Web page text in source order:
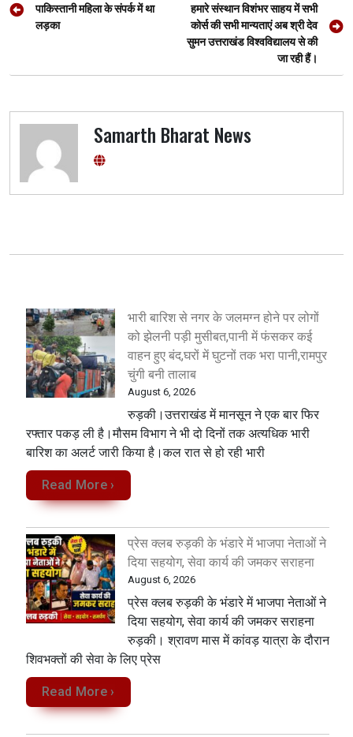
k
navigation
पाकिस्तानी महिला के संपर्क में था
लड़का
हमारे संस्थान विशंभर साहय में सभी
कोर्स की सभी मान्यताएं अब श्री देव
सुमन उत्तराखंड विश्वविद्यालय से की
जा रही हैं।
Samarth Bharat News
भारी बारिश से नगर के जलमग्न होने पर लोगों
को झेलनी पड़ी मुसीबत,पानी में फंसकर कई
वाहन हुए बंद,घरों में घुटनों तक भरा पानी,रामपुर
चुंगी बनी तालाब
August 6, 2026
रुड़की।उत्तराखंड में मानसून ने एक बार फिर
रफ्तार पकड़ ली है।मौसम विभाग ने भी दो दिनों तक अत्यधिक भारी
बारिश का अलर्ट जारी किया है।कल रात से हो रही भारी
Read More ›
प्रेस क्लब रुड़की के भंडारे में भाजपा नेताओं ने
दिया सहयोग, सेवा कार्य की जमकर सराहना
August 6, 2026
प्रेस क्लब रुड़की के भंडारे में भाजपा नेताओं ने
दिया सहयोग, सेवा कार्य की जमकर सराहना
रुड़की। श्रावण मास में कांवड़ यात्रा के दौरान
शिवभक्तों की सेवा के लिए प्रेस
Read More ›